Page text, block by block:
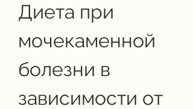
Диета при
мочекаменной
болезни в
зависимости от